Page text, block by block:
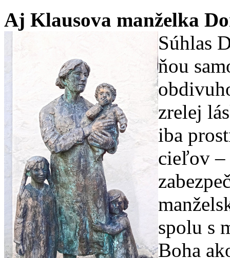
Aj Klausova manželka
Súhlas
ňou
zrelej
iba
cieľov –
spolu s
Boha